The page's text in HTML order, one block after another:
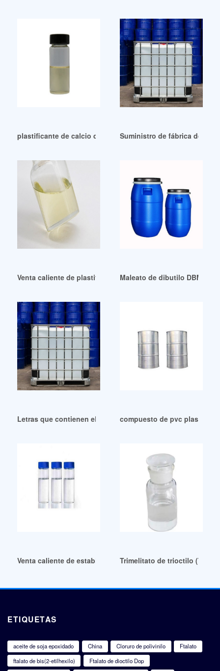
plastificante de calcio de alta pureza plastificante de calcio
Suministro de fábrica de
Venta caliente de plastificante para kompon karet en china
Maleato de dibutilo DBM de
Letras que contienen el término: DOP Perú
compuesto de pvc
Venta caliente de estabilizadores de PVC y plastificantes
Trimelitato de trioctilo
ETIQUETAS
aceite de soja epoxidado China Cloruro de polivinilo
Ftalato
ftalato de bis(2-etilhexilo)
Ftalato de dioctilo Dop